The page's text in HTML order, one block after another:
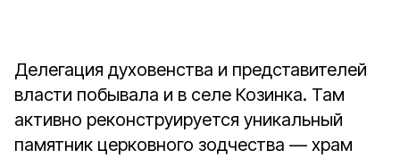
Делегация духовенства и представителей
власти побывала и в селе Козинка. Там
активно реконструируется уникальный
памятник церковного зодчества — храм